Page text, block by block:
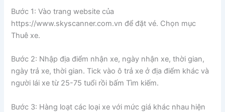
Bước 1: Vào trang website của
https://www.skyscanner.com.vn để đặt vé. Chọn mục
Thuê xe.
Bước 2: Nhập địa điểm nhận xe, ngày nhận xe, thời gian,
ngày trả xe, thời gian. Tick vào ô trả xe ở địa điểm khác và
người lái xe từ 25-75 tuổi rồi bấm Tìm kiếm.
Bước 3: Hàng loạt các loại xe với mức giá khác nhau hiện